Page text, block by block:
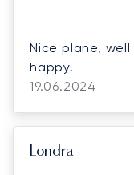
Nice plane,
happy.
19.06.2024
Londra